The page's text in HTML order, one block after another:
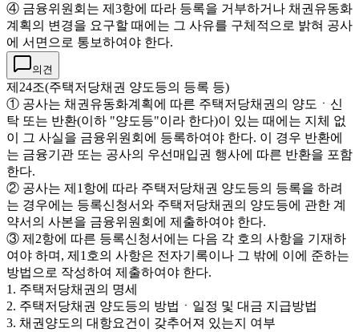
④ 금융위원회는 제3항에 따라 등록을 거부하거나 채권유동화
계획의 변경을 요구할 때에는 그 사유를 구체적으로 밝혀 공사
에 서면으로 통보하여야 한다.
의견
제24조(주택저당채권 양도등의 등록 등)
① 공사는 채권유동화계획에 따른 주택저당채권의 양도ㆍ신
탁 또는 반환(이하 "양도등"이라 한다)이 있는 때에는 지체 없
이 그 사실을 금융위원회에 등록하여야 한다. 이 경우 반환에
는 금융기관 또는 공사의 우선매입권 행사에 따른 반환을 포함
한다.
② 공사는 제1항에 따라 주택저당채권 양도등의 등록을 하려
는 경우에는 등록신청서와 주택저당채권의 양도등에 관한 계
약서의 사본을 금융위원회에 제출하여야 한다.
③ 제2항에 따른 등록신청서에는 다음 각 호의 사항을 기재하
여야 하며, 제1호의 사항은 전자기록이나 그 밖에 이에 준하는
방법으로 작성하여 제출하여야 한다.
1. 주택저당채권의 명세
2. 주택저당채권 양도등의 방법ㆍ일정 및 대금 지급방법
3. 채권양도의 대항요건이 갖추어져 있는지 여부